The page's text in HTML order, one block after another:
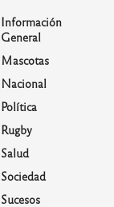
Información
General
Mascotas
Nacional
Política
Rugby
Salud
Sociedad
Sucesos